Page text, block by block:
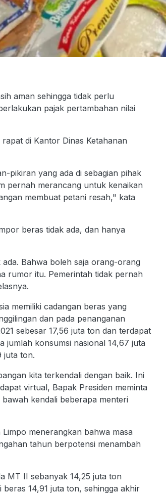
aman sehingga tidak perlu
pajak pertambahan nilai
di Kantor Dinas Ketahanan
pikiran yang ada di sebagian pihak
pernah merancang untuk kenaikan
membuat petani resah," kata
beras tidak ada, dan hanya
Bahwa boleh saja orang-orang
rumor itu. Pemerintah tidak pernah
memiliki cadangan beras yang
dan pada penanganan
sebesar 17,56 juta ton dan terdapat
jumlah konsumsi nasional 14,67 juta
juta ton.
kita terkendali dengan baik. Ini
virtual, Bapak Presiden meminta
kendali beberapa menteri
menerangkan bahwa masa
tahun berpotensi menambah
MT II sebanyak 14,25 juta ton
14,91 juta ton, sehingga akhir